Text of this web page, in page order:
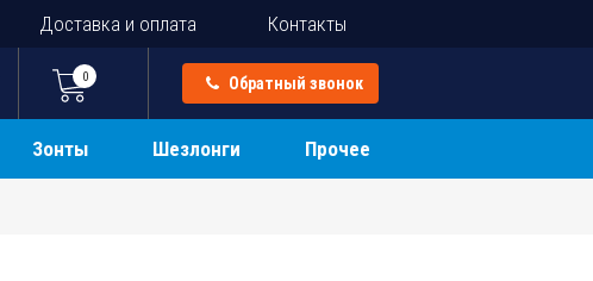
Доставка и оплата Контакты
0 Обратный звонок
Зонты Шезлонги Прочее